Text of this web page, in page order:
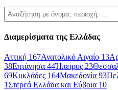
Διαμερίσματα της Ελλάδας
Αττική 167Ανατολικό Αιγαίο 13
38Επτάνησα 44Ήπειρος 23
69Κυκλάδες 164Μακεδονία 93
1Στερεά Ελλάδα και Εύβοια 10